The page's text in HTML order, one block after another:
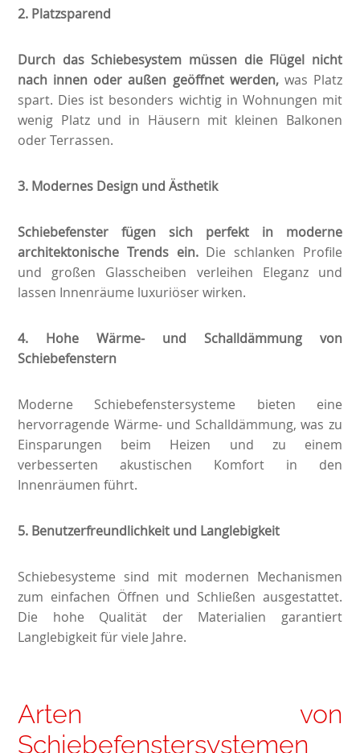
2. Platzsparend
Durch das Schiebesystem müssen die Flügel nicht
nach innen oder außen geöffnet werden,was Platz
spart. Dies ist besonders wichtig in Wohnungen mit
wenig Platz und in Häusern mit kleinen Balkonen
oder Terrassen.
3. Modernes Design und Ästhetik
Schiebefenster fügen sich perfekt in moderne
architektonische Trends ein.Die schlanken Profile
und großen Glasscheiben verleihen Eleganz und
lassen Innenräume luxuriöser wirken.
4. Hohe Wärme- und Schalldämmung von
Schiebefenstern
Moderne Schiebefenstersysteme bieten eine
hervorragende Wärme- und Schalldämmung, was zu
Einsparungen beim Heizen und zu einem
verbesserten akustischen Komfort in den
Innenräumen führt.
5. Benutzerfreundlichkeit und Langlebigkeit
Schiebesysteme sind mit modernen Mechanismen
zum einfachen Öffnen und Schließen ausgestattet.
Die hohe Qualität der Materialien garantiert
Langlebigkeit für viele Jahre.
Arten von
Schiebefenstersystemen